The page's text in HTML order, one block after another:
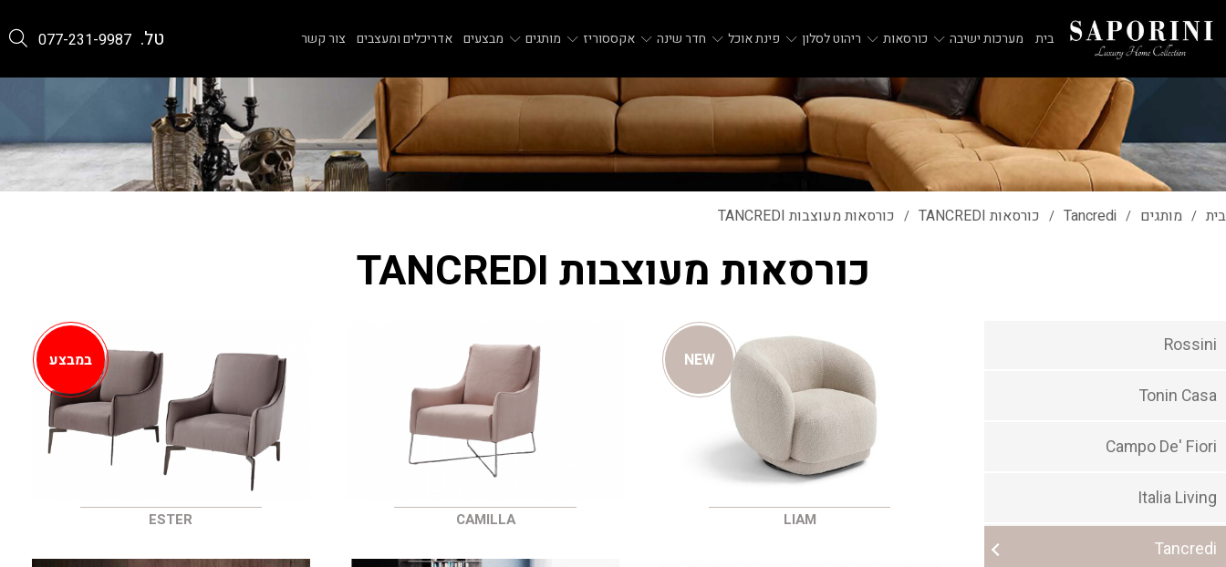
בית מערכות ישיבה כורסאות ריהוט לסלון פינת אוכל חדר שינה אקססוריז מותגים מבצעים אדריכלים ומעצבים צור קשר טל. 077-231-9987
בית / מותגים /
Tancredi
/ כורסאות TANCREDI / כורסאות מעוצבות TANCREDI
כורסאות מעוצבות TANCREDI
Rossini
Tonin Casa
Campo De' Fiori
Italia Living
Tancredi
NEW
LIAM
CAMILLA
במבצע
ESTER